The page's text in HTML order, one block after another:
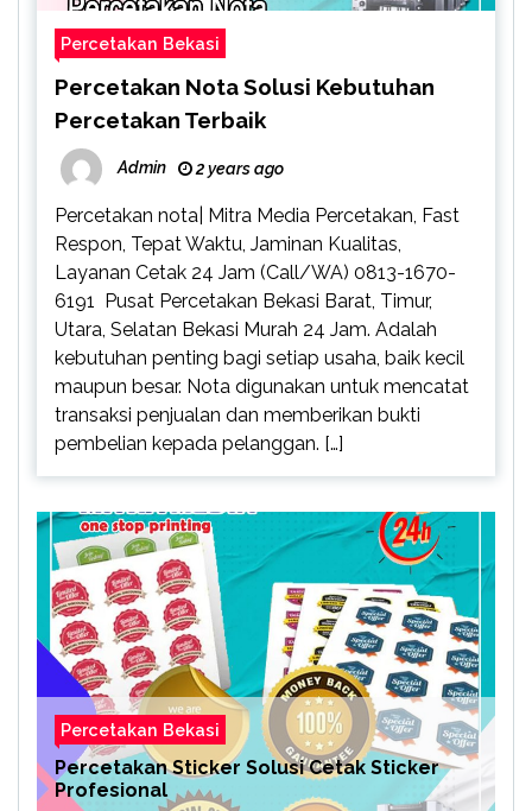
Percetakan Bekasi
Percetakan Nota Solusi Kebutuhan
Percetakan Terbaik
Admin 2 years ago
Percetakan nota| Mitra Media Percetakan, Fast
Respon, Tepat Waktu, Jaminan Kualitas,
Layanan Cetak 24 Jam (Call/WA) 0813-1670-
6191 Pusat Percetakan Bekasi Barat, Timur,
Utara, Selatan Bekasi Murah 24 Jam. Adalah
kebutuhan penting bagi setiap usaha, baik kecil
maupun besar. Nota digunakan untuk mencatat
transaksi penjualan dan memberikan bukti
pembelian kepada pelanggan. […]
Percetakan Bekasi
Percetakan Sticker Solusi Cetak Sticker
Profesional